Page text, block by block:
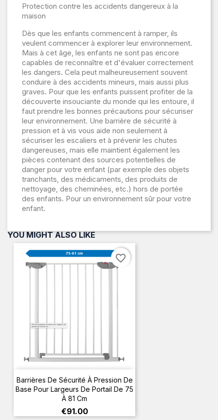
Protection contre les accidents dangereux à la
maison
Dès que les enfants commencent à ramper, ils
veulent commencer à explorer leur environnement.
Mais à cet âge, les enfants ne sont pas encore
capables de reconnaître et d'évaluer correctement
les dangers. Cela peut malheureusement souvent
conduire à des accidents mineurs, mais aussi plus
graves. Pour que les enfants puissent profiter de la
découverte insouciante du monde qui les entoure, il
faut prendre les bonnes précautions pour sécuriser
leur environnement. Une barrière de sécurité à
pression et à vis vous aide non seulement à
sécuriser les escaliers et à prévenir les chutes
dangereuses, mais elle maintient également les
pièces contenant des sources potentielles de
danger pour votre enfant (par exemple des objets
tranchants, des médicaments, des produits de
nettoyage, des cheminées, etc.) hors de portée
des enfants. Pour un environnement sûr pour votre
enfant.
YOU MIGHT ALSO LIKE
Barrières De Sécurité À Pression De
Base Pour Largeurs De Portail De 75
À 81 Cm
Price
€91.00
favorite_border